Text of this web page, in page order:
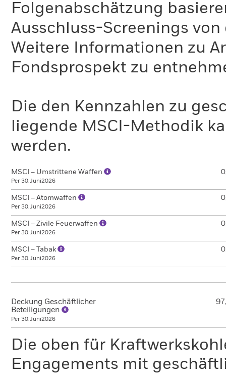
Folgenabschätzung
Ausschluss-Screenings
Weitere Informationen zu
Fondsprospekt zu
Die den Kennzahlen zu
liegende MSCI-Methodik
werden.
MSCI – Umstrittene Waffen
Per 30.Juni2026
MSCI – Atomwaffen
Per 30.Juni2026
MSCI – Zivile Feuerwaffen
Per 30.Juni2026
MSCI – Tabak
Per 30.Juni2026
Deckung Geschäftlicher
Beteiligungen
Per 30.Juni2026
Die oben für
Engagements mit